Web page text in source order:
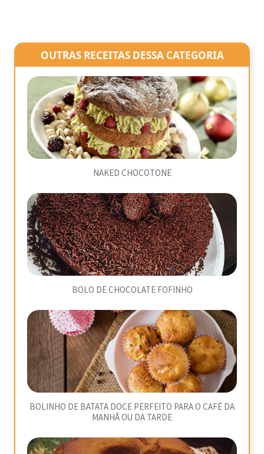
OUTRAS RECEITAS DESSA CATEGORIA
NAKED CHOCOTONE
BOLO DE CHOCOLATE FOFINHO
BOLINHO DE BATATA DOCE PERFEITO PARA O CAFÉ DA
MANHÃ OU DA TARDE